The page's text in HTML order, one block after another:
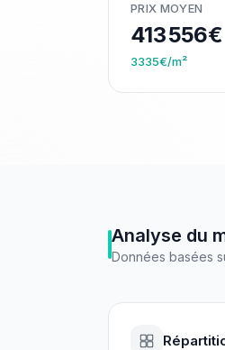
PRIX MOYEN
413 556€
3335€/m²
Analyse du
Données basées